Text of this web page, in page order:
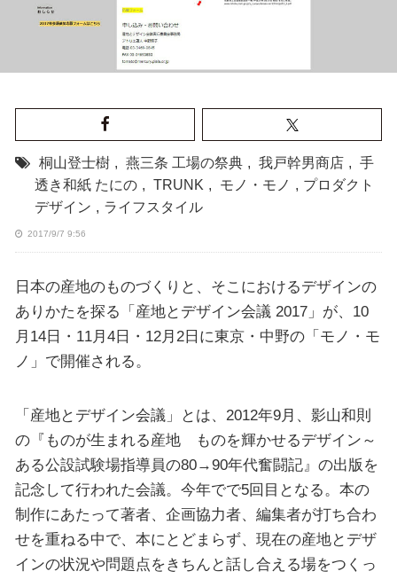
桐山登士樹 , 燕三条 工場の祭典 , 我戸幹男商店 , 手
透き和紙 たにの , TRUNK , モノ・モノ , プロダクト
デザイン , ライフスタイル
2017/9/7 9:56
日本の産地のものづくりと、そこにおけるデザインの
ありかたを探る「産地とデザイン会議 2017」が、10
月14日・11月4日・12月2日に東京・中野の「モノ・モ
ノ」で開催される。
「産地とデザイン会議」とは、2012年9月、影山和則
の『ものが生まれる産地 ものを輝かせるデザイン～
ある公設試験場指導員の80→90年代奮闘記』の出版を
記念して行われた会議。今年でで5回目となる。本の
制作にあたって著者、企画協力者、編集者が打ち合わ
せを重ねる中で、本にとどまらず、現在の産地とデザ
インの状況や問題点をきちんと話し合える場をつくっ